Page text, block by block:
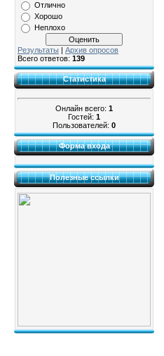
Отлично
Хорошо
Неплохо
Результаты | Архив опросов
Всего ответов: 139
Статистика
Онлайн всего: 1
Гостей: 1
Пользователей: 0
Форма входа
Полезные ссылки